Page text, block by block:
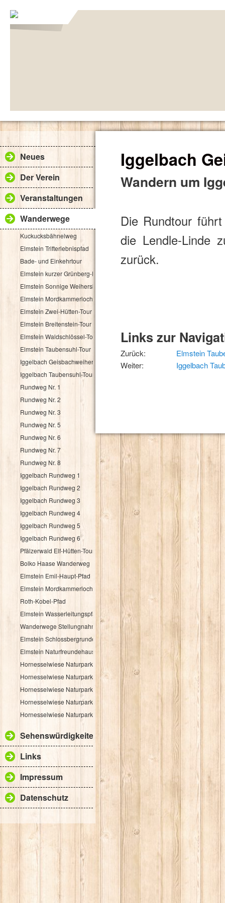
Neues
Der Verein
Veranstaltungen
Wanderwege
Kuckucksbähnelweg
Elmstein Trifterlebnispfad
Bade- und Einkehrtour
Elmstein kurzer Grünberg-Rundweg
Elmstein Sonnige Weihersbergrunde für Bähnelfahrer
Elmstein Mordkammerloch-Rundweg
Elmstein Zwei-Hütten-Tour
Elmstein Breitenstein-Tour
Elmstein Waldschlössel-Tour
Elmstein Taubensuhl-Tour
Iggelbach Geisbachweiher-Tour
Iggelbach Taubensuhl-Tour
Rundweg Nr. 1
Rundweg Nr. 2
Rundweg Nr. 3
Rundweg Nr. 5
Rundweg Nr. 6
Rundweg Nr. 7
Rundweg Nr. 8
Iggelbach Rundweg 1
Iggelbach Rundweg 2
Iggelbach Rundweg 3
Iggelbach Rundweg 4
Iggelbach Rundweg 5
Iggelbach Rundweg 6
Pfälzerwald Elf-Hütten-Tour
Bolko Haase Wanderweg
Elmstein Emil-Haupt-Pfad
Elmstein Mordkammerloch-Pfad
Roth-Kobel-Pfad
Elmstein Wasserleitungspfad
Wanderwege Stellungnahme
Elmstein Schlossbergrunde für Bähnelfahrer
Elmstein Naturfreundehausrunde für Bähnelfahrer
Hornesselwiese Naturpark Rundwanderweg 1
Hornesselwiese Naturpark Rundwanderweg 2
Hornesselwiese Naturpark Rundwanderweg 3
Hornesselwiese Naturpark Rundwanderweg 4
Hornesselwiese Naturpark Rundwanderweg 5
Sehenswürdigkeiten
Links
Impressum
Datenschutz
Iggelbach
Wandern um
Die Rundtour
die Lendle-Linde
zurück.
Links zur
Zurück:
Elmstein
Weiter:
Iggelbach